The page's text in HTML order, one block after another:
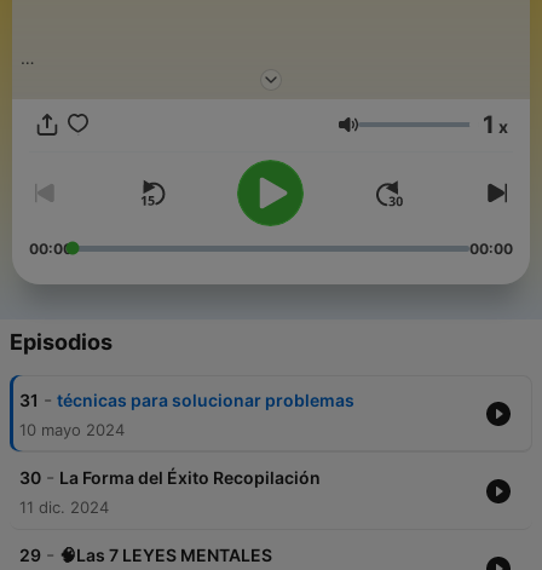
Volumen 1 x
00:00 00:00
Episodios
31 - técnicas para solucionar problemas
10 mayo 2024
30 - La Forma del Éxito Recopilación
11 dic. 2024
29 - 🧠Las 7 LEYES MENTALES